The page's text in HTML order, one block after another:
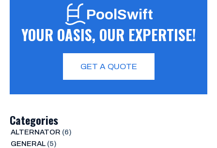
PoolSwift
YOUR OASIS, OUR EXPERTISE!
GET A QUOTE
Categories
ALTERNATOR (6)
GENERAL(5)